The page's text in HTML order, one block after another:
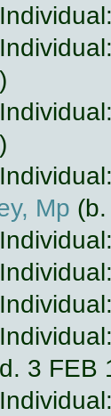
Mp
3 FEB